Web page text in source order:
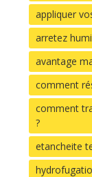
appliquer
arretez
avantage
comment
comment
?
etancheite